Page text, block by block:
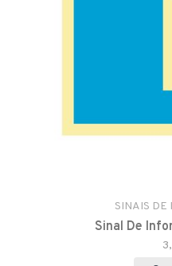
SINAIS DE
Sinal De